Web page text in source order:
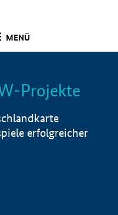
MENÜ
Info
Projekte
erfolgreicher